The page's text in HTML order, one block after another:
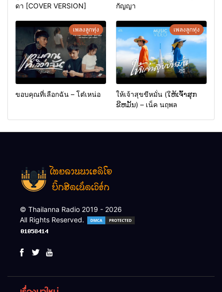
ดา [COVER VERSION]
กัญญา
เพลงลูกทุ่ง
ขอบคุณที่เลือกฉัน – โต๋เหน่อ
เพลงลูกทุ่ง
ให้เจ้าสุขขีหมั่น (ໃຫ້ເຈົ້າສຸກ
ຂີຫມັ້ນ) – เน็ค นฤพล
© Thailanna Radio 2019 - 2026
All Rights Reserved.